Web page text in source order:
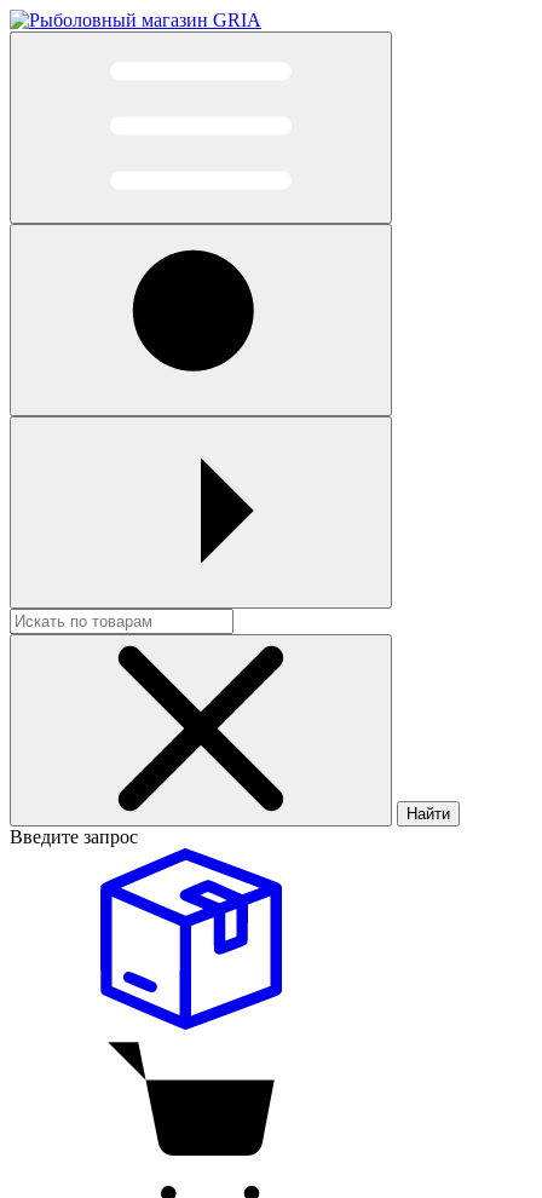
Найти
Введите запрос